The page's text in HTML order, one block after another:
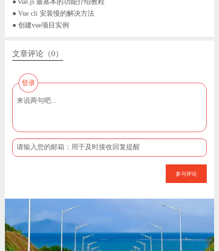
● Vue cli 安装慢的解决方法
● 创建vue项目实例
文章评论（0）
登录
参与评论